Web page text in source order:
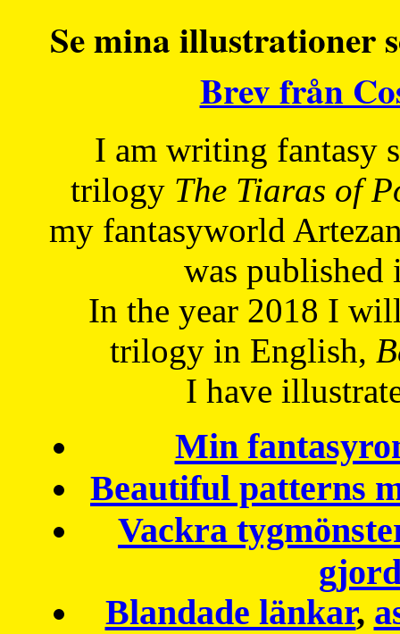
Se mina illustrationer
Brev från
I am writing fantasy
trilogy The Tiaras of
my fantasyworld
was published
In the year 2018 I
trilogy in English,
I have
Min
Beautiful patterns
Vackra
Blandade länkar,